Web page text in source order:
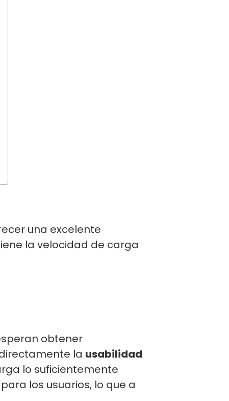
una excelente
la velocidad de carga
obtener
la usabilidad
lo suficientemente
los usuarios, lo que a